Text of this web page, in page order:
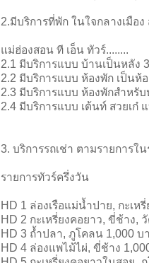
2.มีบริการที่พัก ในใจกลางเมือ
แม่ฮ่องสอน ที เอ็น ทัวร์........
2.1 มีบริการแบบ บ้านเป็นหลัง
2.2 มีบริการแบบ ห้องพัก เป็นห้
2.3 มีบริการแบบ ห้องพักสำหรั
2.4 มีบริการแบบ เต้นท์ สวยเก๋
3. บริการรถเช่า ตามรายการใ
รายการทัวร์ครึ่งวัน
HD 1 ล่องเรือแม่น้ำปาย, กะเห
HD 2 กะเหรี่ยงคอยาว, ขี่ช้าง,
HD 3 ถ้ำปลา, ภูโคลน 1,000 บ
HD 4 ล่องแพไม้ไผ่, ขี่ช้าง